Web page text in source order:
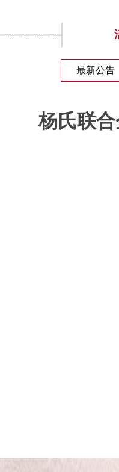
最新公告
杨氏联